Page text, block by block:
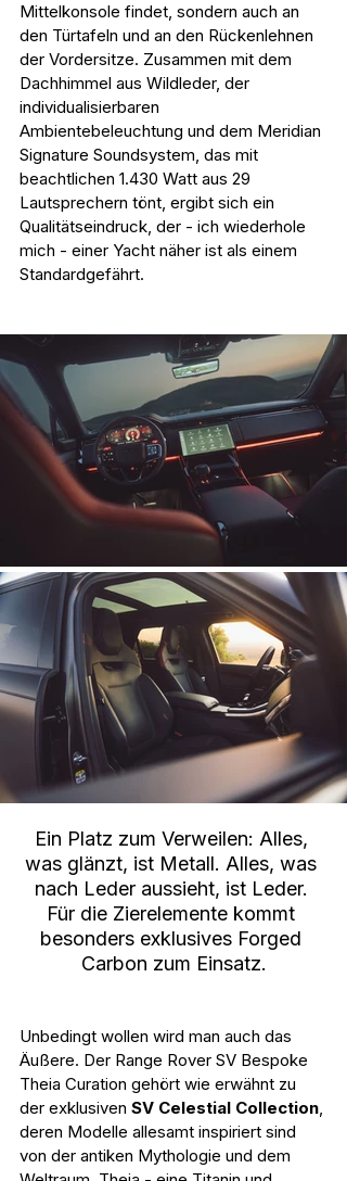
Mittelkonsole findet, sondern auch an
den Türtafeln und an den Rückenlehnen
der Vordersitze. Zusammen mit dem
Dachhimmel aus Wildleder, der
individualisierbaren
Ambientebeleuchtung und dem Meridian
Signature Soundsystem, das mit
beachtlichen 1.430 Watt aus 29
Lautsprechern tönt, ergibt sich ein
Qualitätseindruck, der - ich wiederhole
mich - einer Yacht näher ist als einem
Standardgefährt.
Ein Platz zum Verweilen: Alles,
was glänzt, ist Metall. Alles, was
nach Leder aussieht, ist Leder.
Für die Zierelemente kommt
besonders exklusives Forged
Carbon zum Einsatz.
Unbedingt wollen wird man auch das
Äußere. Der Range Rover SV Bespoke
Theia Curation gehört wie erwähnt zu
der exklusiven SV Celestial Collection,
deren Modelle allesamt inspiriert sind
von der antiken Mythologie und dem